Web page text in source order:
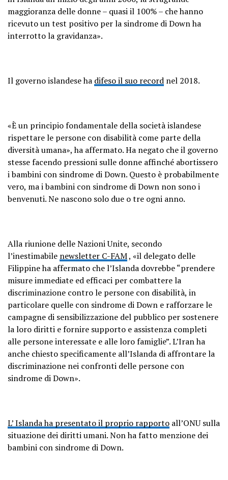
maggioranza delle donne – quasi il 100% – che hanno
ricevuto un test positivo per la sindrome di Down ha
interrotto la gravidanza».
Il governo islandese ha difeso il suo record nel 2018.
«È un principio fondamentale della società islandese
rispettare le persone con disabilità come parte della
diversità umana», ha affermato. Ha negato che il governo
stesse facendo pressioni sulle donne affinché abortissero
i bambini con sindrome di Down. Questo è probabilmente
vero, ma i bambini con sindrome di Down non sono i
benvenuti. Ne nascono solo due o tre ogni anno.
Alla riunione delle Nazioni Unite, secondo
l’inestimabile newsletter C-FAM, «il delegato delle
Filippine ha affermato che l’Islanda dovrebbe “prendere
misure immediate ed efficaci per combattere la
discriminazione contro le persone con disabilità, in
particolare quelle con sindrome di Down e rafforzare le
campagne di sensibilizzazione del pubblico per sostenere
la loro diritti e fornire supporto e assistenza completi
alle persone interessate e alle loro famiglie”. L’Iran ha
anche chiesto specificamente all’Islanda di affrontare la
discriminazione nei confronti delle persone con
sindrome di Down».
L’ Islanda ha presentato il proprio rapporto all’ONU sulla
situazione dei diritti umani. Non ha fatto menzione dei
bambini con sindrome di Down.